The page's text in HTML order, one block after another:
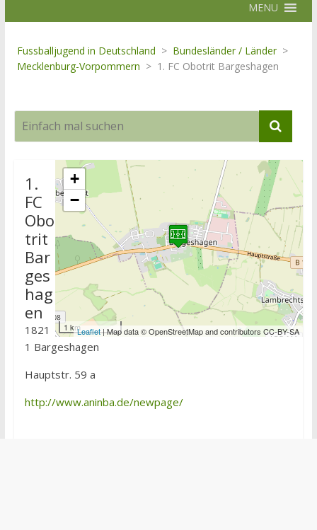
MENU
Fussballjugend in Deutschland > Bundesländer / Länder >
Mecklenburg-Vorpommern > 1. FC Obotrit Bargeshagen
+
−
1 kmLeaflet| Map data © OpenStreetMap and contributors CC-BY-SA
1.
FC
Obo
trit
Bar
ges
hag
en
1821
1 Bargeshagen
Hauptstr. 59 a
http://www.aninba.de/newpage/